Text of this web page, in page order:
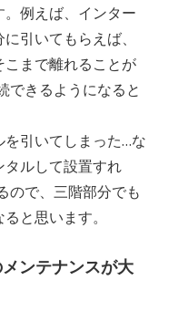
例えば、インター
引いてもらえば、
まで離れることが
できるようになると
引いてしまった…な
ルして設置すれ
ので、三階部分でも
と思います。
ンテナンスが大